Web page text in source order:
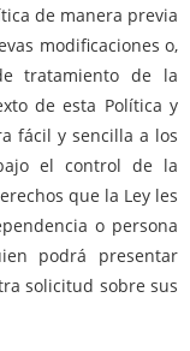
de manera previa
modificaciones o,
tratamiento de la
de esta Política y
fácil y sencilla a los
el control de la
que la Ley les
o persona
podrá presentar
solicitud sobre sus